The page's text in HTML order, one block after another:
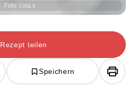
Foto: l.isa.s
Rezept teilen
Speichern